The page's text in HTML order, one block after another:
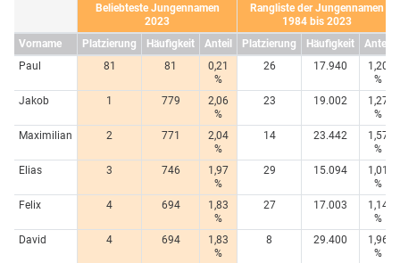
Beliebteste Jungennamen
2023
Rangliste der Jungennamen
1984 bis 2023
Vorname
Platzierung Häufigkeit Anteil Platzierung Häufigkeit
Anteil
Paul
81 81
0,21
%
26 17.940
1,20
%
Jakob
1 779
2,06
%
23 19.002
1,27
%
Maximilian
2 771
2,04
%
14 23.442
1,57
%
Elias
3 746
1,97
%
29 15.094
1,01
%
Felix
4 694
1,83
%
27 17.003
1,14
%
David
4 694
1,83
%
8 29.400
1,96
%